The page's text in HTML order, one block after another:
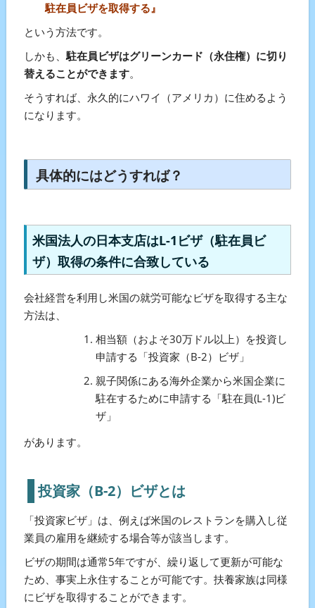
駐在員ビザを取得する』
という方法です。
しかも、駐在員ビザはグリーンカード（永住権）に切り
替えることができます。
そうすれば、永久的にハワイ（アメリカ）に住めるよう
になります。
具体的にはどうすれば？
米国法人の日本支店はL-1ビザ（駐在員ビ
ザ）取得の条件に合致している
会社経営を利用し米国の就労可能なビザを取得する主な
方法は、
相当額（およそ30万ドル以上）を投資し
申請する「投資家（B-2）ビザ」
親子関係にある海外企業から米国企業に
駐在するために申請する「駐在員(L-1)ビ
ザ」
があります。
投資家（B-2）ビザとは
「投資家ビザ」は、例えば米国のレストランを購入し従
業員の雇用を継続する場合等が該当します。
ビザの期間は通常5年ですが、繰り返して更新が可能な
ため、事実上永住することが可能です。扶養家族は同様
にビザを取得することができます。